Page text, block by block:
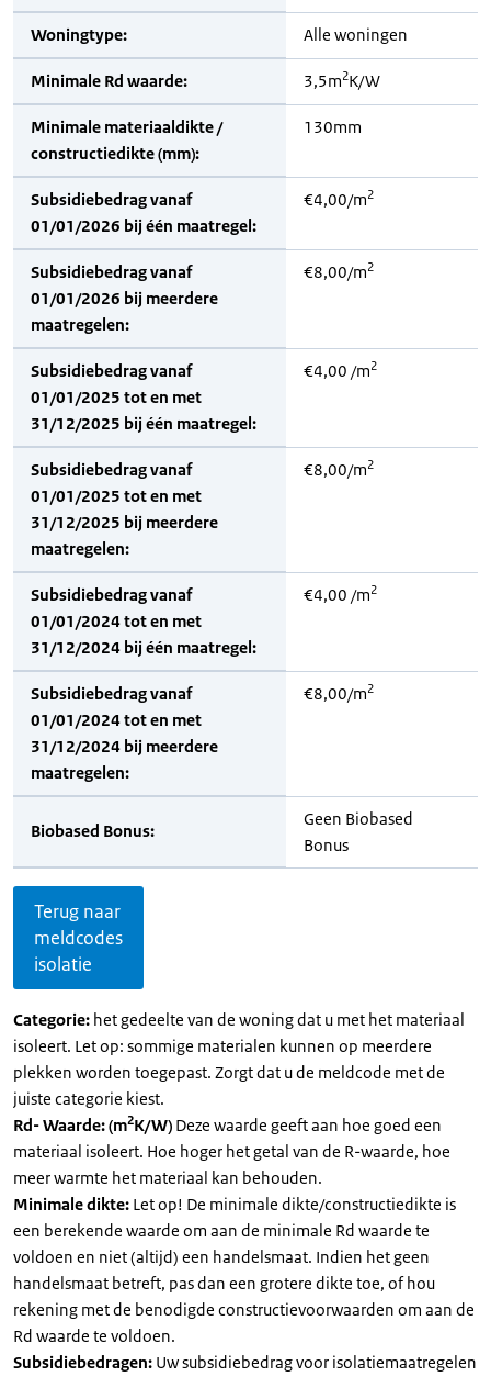
Woningtype: Alle woningen
Minimale Rd waarde: 3,5m2K/W
Minimale materiaaldikte /
constructiedikte (mm):
130mm
Subsidiebedrag vanaf
01/01/2026 bij één maatregel:
€4,00/m2
Subsidiebedrag vanaf
01/01/2026 bij meerdere
maatregelen:
€8,00/m2
Subsidiebedrag vanaf
01/01/2025 tot en met
31/12/2025 bij één maatregel:
€4,00 /m2
Subsidiebedrag vanaf
01/01/2025 tot en met
31/12/2025 bij meerdere
maatregelen:
€8,00/m2
Subsidiebedrag vanaf
01/01/2024 tot en met
31/12/2024 bij één maatregel:
€4,00 /m2
Subsidiebedrag vanaf
01/01/2024 tot en met
31/12/2024 bij meerdere
maatregelen:
€8,00/m2
Biobased Bonus:
Geen Biobased
Bonus
Terug naar
meldcodes
isolatie
Categorie: het gedeelte van de woning dat u met het materiaal
isoleert. Let op: sommige materialen kunnen op meerdere
plekken worden toegepast. Zorgt dat u de meldcode met de
juiste categorie kiest.
Rd- Waarde: (m2K/W) Deze waarde geeft aan hoe goed een
materiaal isoleert. Hoe hoger het getal van de R-waarde, hoe
meer warmte het materiaal kan behouden.
Minimale dikte: Let op! De minimale dikte/constructiedikte is
een berekende waarde om aan de minimale Rd waarde te
voldoen en niet (altijd) een handelsmaat. Indien het geen
handelsmaat betreft, pas dan een grotere dikte toe, of hou
rekening met de benodigde constructievoorwaarden om aan de
Rd waarde te voldoen.
Subsidiebedragen: Uw subsidiebedrag voor isolatiemaatregelen